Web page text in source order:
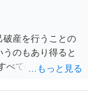
破産を行うことの
のもあり得ると
べての債権者を公